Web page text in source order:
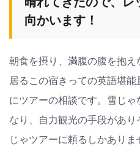
向かいます！
朝食を摂り、満腹の腹を抱
居るこの宿きっての英語堪
にツアーの相談です。雪じ
なり、自力観光の手段があ
じゃツアーに頼るしかあり